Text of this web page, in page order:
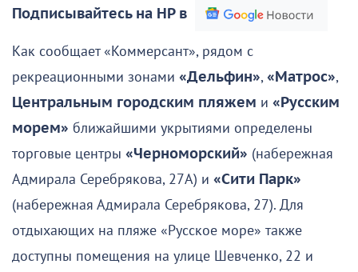
Подписывайтесь на НР в
Как сообщает «Коммерсант», рядом с
рекреационными зонами «Дельфин»,«Матрос»,
Центральным городским пляжем и «Русским
морем» ближайшими укрытиями определены
торговые центры «Черноморский» (набережная
Адмирала Серебрякова, 27А) и «Сити Парк»
(набережная Адмирала Серебрякова, 27). Для
отдыхающих на пляже «Русское море» также
доступны помещения на улице Шевченко, 22 и